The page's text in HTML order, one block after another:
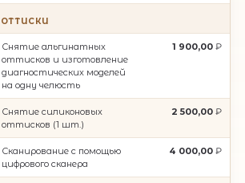
Снятие альгинатных
оттисков и изготовление
диагностических моделей
на одну челюсть
1 900,00
Снятие силиконовых
оттисков (1 шт.)
2 500,00
Сканирование с помощью
цифрового сканера
4 000,00